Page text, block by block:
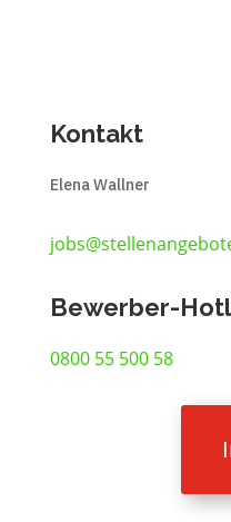
Kontakt
Elena Wallner
Bewerber-
0800 55 500 58